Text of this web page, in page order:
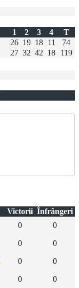
1 2 3 4
T
26 19 18 11
74
27 32 42 18 119
Victorii Înfrângeri
0 0
0 0
0 0
0 0